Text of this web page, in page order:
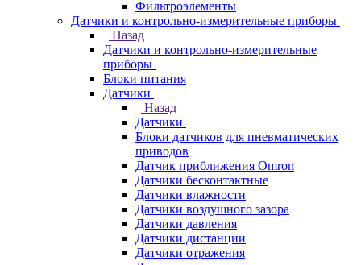
Фильтроэлементы
Датчики и контрольно-измерительные приборы
Назад
Датчики и контрольно-измерительные
приборы
Блоки питания
Датчики
Назад
Датчики
Блоки датчиков для пневматических
приводов
Датчик приближения Omron
Датчики бесконтактные
Датчики влажности
Датчики воздушного зазора
Датчики давления
Датчики дистанции
Датчики отражения